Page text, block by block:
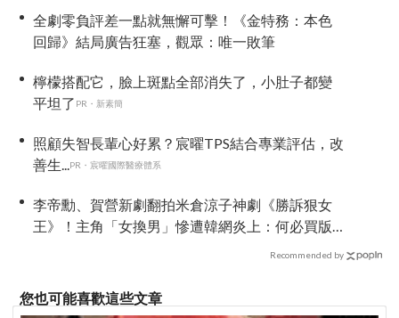
全劇零負評差一點就無懈可擊！《金特務：本色
回歸》結局廣告狂塞，觀眾：唯一敗筆
檸檬搭配它，臉上斑點全部消失了，小肚子都變
平坦了 PR・新素簡
照顧失智長輩心好累？宸曜TPS結合專業評估，改
善生...PR・宸曜國際醫療體系
李帝勳、賀營新劇翻拍米倉涼子神劇《勝訴狠女
王》！主角「女換男」慘遭韓網炎上：何必買版
Recommended by
您也可能喜歡這些文章